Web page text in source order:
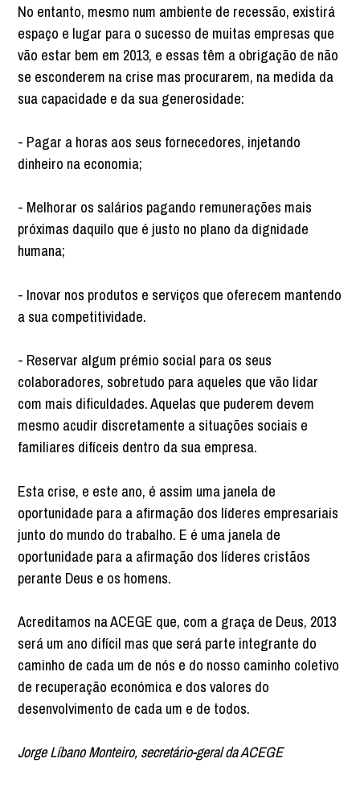
No entanto, mesmo num ambiente de recessão, existirá
espaço e lugar para o sucesso de muitas empresas que
vão estar bem em 2013, e essas têm a obrigação de não
se esconderem na crise mas procurarem, na medida da
sua capacidade e da sua generosidade:
- Pagar a horas aos seus fornecedores, injetando
dinheiro na economia;
- Melhorar os salários pagando remunerações mais
próximas daquilo que é justo no plano da dignidade
humana;
- Inovar nos produtos e serviços que oferecem mantendo
a sua competitividade.
- Reservar algum prémio social para os seus
colaboradores, sobretudo para aqueles que vão lidar
com mais dificuldades. Aquelas que puderem devem
mesmo acudir discretamente a situações sociais e
familiares difíceis dentro da sua empresa.
Esta crise, e este ano, é assim uma janela de
oportunidade para a afirmação dos líderes empresariais
junto do mundo do trabalho. E é uma janela de
oportunidade para a afirmação dos líderes cristãos
perante Deus e os homens.
Acreditamos na ACEGE que, com a graça de Deus, 2013
será um ano difícil mas que será parte integrante do
caminho de cada um de nós e do nosso caminho coletivo
de recuperação económica e dos valores do
desenvolvimento de cada um e de todos.
Jorge Líbano Monteiro, secretário-geral da ACEGE